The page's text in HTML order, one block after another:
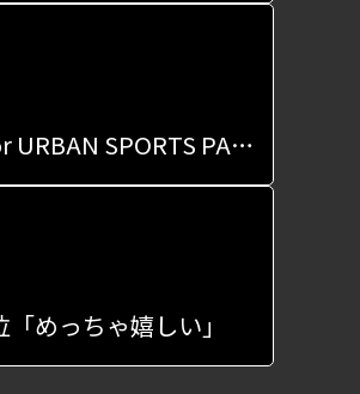
「跡地を、みんなで遊べる聖地へ」…アーバンスポーツを文化に、「livedoor URBAN SPORTS PARK」を発信拠点に
めっちゃ嬉しい」